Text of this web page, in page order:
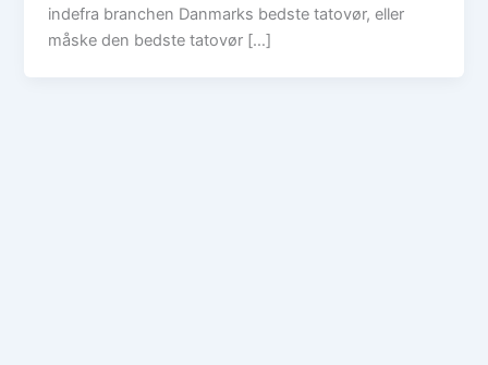
indefra branchen Danmarks bedste tatovør, eller
måske den bedste tatovør […]